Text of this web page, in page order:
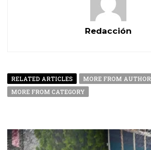
Redacción
RELATED ARTICLES
MORE FROM AUTHOR
MORE FROM CATEGORY